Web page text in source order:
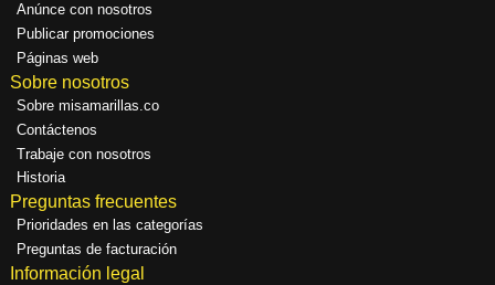
Anúnce con nosotros
Publicar promociones
Páginas web
Sobre nosotros
Sobre misamarillas.co
Contáctenos
Trabaje con nosotros
Historia
Preguntas frecuentes
Prioridades en las categorías
Preguntas de facturación
Información legal